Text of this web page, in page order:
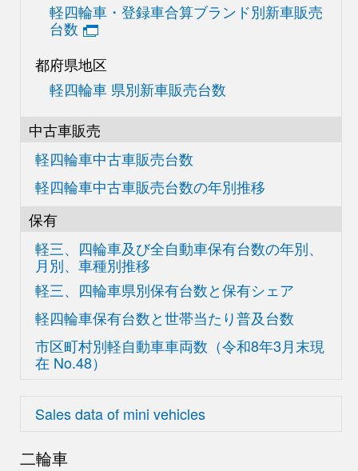
軽四輪車・登録車合算ブランド別新車販売
台数
都府県地区
軽四輪車 県別新車販売台数
中古車販売
軽四輪車中古車販売台数
軽四輪車中古車販売台数の年別推移
保有
軽三、四輪車及び全自動車保有台数の年別、
月別、車種別推移
軽三、四輪車県別保有台数と保有シェア
軽四輪車保有台数と世帯当たり普及台数
市区町村別軽自動車車両数 （令和8年3月末現
在 No.48）
Sales data of mini vehicles
二輪車